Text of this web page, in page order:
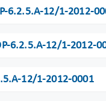
6.2.5.A-12/1-2012-
6.2.5.A-12/1-2012-
12/1-2012-0001